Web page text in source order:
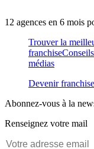
12 agences en 6 mois
Trouver la
franchise
médias
Devenir
Abonnez-vous à la
Renseignez votre mail